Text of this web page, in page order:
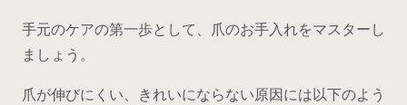
手元のケアの第一歩として、爪のお手入れをマスターし
ましょう。
爪が伸びにくい、きれいにならない原因には以下のよう